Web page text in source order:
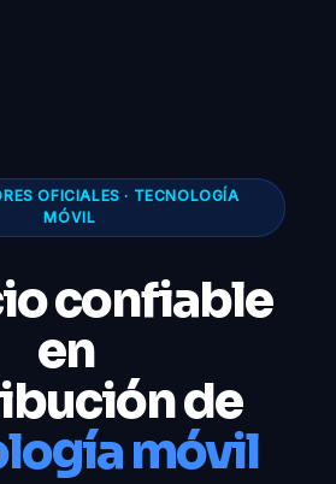
OFICIALES · TECNOLOGÍA
MÓVIL
confiable
en
de
móvil